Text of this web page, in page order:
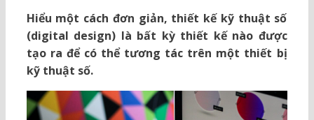
Hiểu một cách đơn giản, thiết kế kỹ thuật số
(digital design) là bất kỳ thiết kế nào được
tạo ra để có thể tương tác trên một thiết bị
kỹ thuật số.